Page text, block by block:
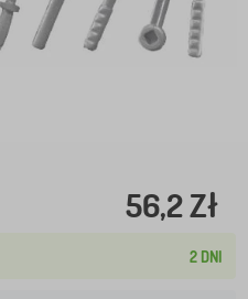
56,2 Zł
2 DNI